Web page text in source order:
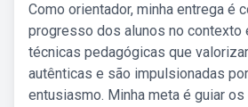
Como orientador, minha entrega é
progresso dos alunos no contexto
técnicas pedagógicas que
autênticas e são impulsionadas
entusiasmo. Minha meta é guiar